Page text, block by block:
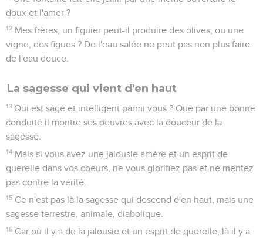
Jacques
Seuls les Évangiles sont disponibles en vidéo pour le moment.
Avertissement aux riches
1 A vous maintenant, riches ! Pleurez en poussant des cris, à
cause des misères qui vont venir sur vous.
2 Vos richesses sont pourries et vos vêtements sont rongés
par les vers ;
3 votre or et votre argent sont rouillés, et leur rouille sera en
témoignage contre vous et dévorera votre chair comme le
feu : vous avez amassé un trésor dans les derniers jours.
4 Voici, le salaire des ouvriers qui ont moissonné vos champs
et duquel ils ont été frustrés par vous, crie, et les cris de